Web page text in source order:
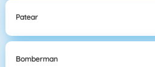
Patear
Bomberman